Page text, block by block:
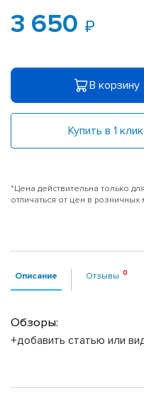
3 650
В корзину
Купить в 1 клик
*Цена действительна только
отличаться от цен в розничных
Описание Отзывы
Обзоры:
+добавить статью или